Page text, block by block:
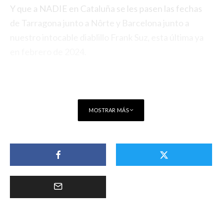
Y que a NADIE en Cataluña se les pasen las fechas
MOSTRAR MÁS